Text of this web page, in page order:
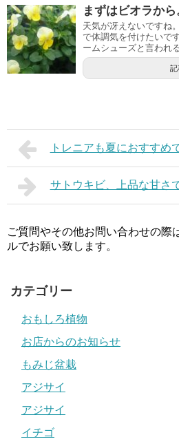
まずはビオラから
天気が冴えないですね
で体調気を付けたいで
ームシューズと言われ
記
トレニアも夏におすすめ
サトウキビ、上品な甘さ
ご質問やその他お問い合わせの際
ルでお願い致します。
カテゴリー
おもしろ植物
お店からのお知らせ
もみじ盆栽
アジサイ
アジサイ
イチゴ